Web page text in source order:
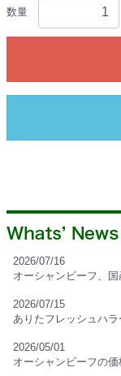
数量
2026/07/16
オーシャンビーフ、
2026/07/15
ありたフレッシュハ
2026/05/01
オーシャンビーフの